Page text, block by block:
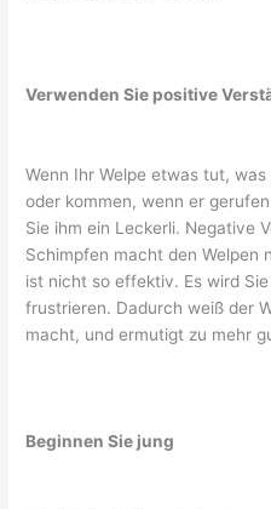
Verwenden Sie positive
Wenn Ihr Welpe etwas tut,
oder kommen, wenn er
Sie ihm ein Leckerli. Negative
Schimpfen macht den Welpen
ist nicht so effektiv. Es wird
frustrieren. Dadurch weiß der
macht, und ermutigt zu mehr
Beginnen Sie jung